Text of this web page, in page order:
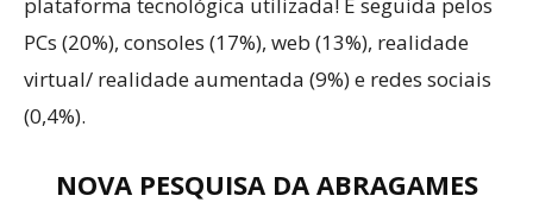
PCs (20%), consoles (17%), web (13%), realidade
virtual/ realidade aumentada (9%) e redes sociais
(0,4%).
NOVA PESQUISA DA ABRAGAMES